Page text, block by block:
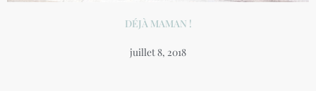
DÉJÀ MAMAN !
juillet 8, 2018